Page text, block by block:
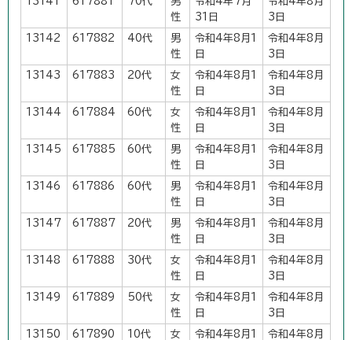
性
31日
3日
13142 617882 40代
男
性
令和4年8月1
日
令和4年8月
3日
13143 617883 20代
女
性
令和4年8月1
日
令和4年8月
3日
13144 617884 60代
女
性
令和4年8月1
日
令和4年8月
3日
13145 617885 60代
男
性
令和4年8月1
日
令和4年8月
3日
13146 617886 60代
男
性
令和4年8月1
日
令和4年8月
3日
13147 617887 20代
男
性
令和4年8月1
日
令和4年8月
3日
13148 617888 30代
女
性
令和4年8月1
日
令和4年8月
3日
13149 617889 50代
女
性
令和4年8月1
日
令和4年8月
3日
13150 617890 10代
女
令和4年8月1
令和4年8月